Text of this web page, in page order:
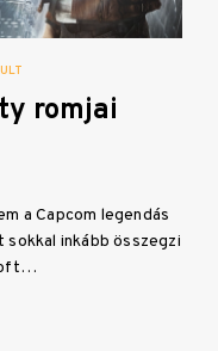
romjai
a Capcom legendás
inkább összegzi